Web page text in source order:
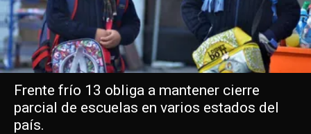
Frente frío 13 obliga a mantener cierre
parcial de escuelas en varios estados del
país.